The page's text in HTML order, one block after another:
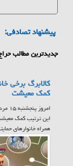
پیشنهاد تصادفی:
جدیدترین مطالب
کالابرگ برخی
کمک معیشت
همراه خانوارهای